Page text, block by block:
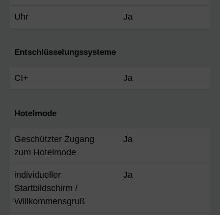
Uhr Ja
Entschlüsselungssysteme
CI+ Ja
Hotelmode
Geschützter Zugang
zum Hotelmode
Ja
individueller
Startbildschirm /
Willkommensgruß
Ja